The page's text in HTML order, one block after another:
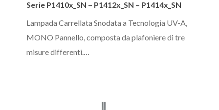
P1410x_SN
P1412x_SN
Serie P1410x_SN – P1412x_SN – P1414x_SN
Lampada Carrellata Snodata a Tecnologia UV-A,
MONO Pannello, composta da plafoniere di tre
misure differenti.…